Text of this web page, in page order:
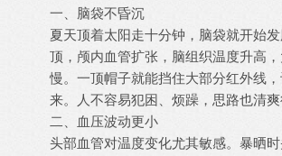
一、脑袋不昏沉
夏天顶着太阳走十分钟，脑袋就开始
顶，颅内血管扩张，脑组织温度升高
慢。一顶帽子就能挡住大部分红外线
来。人不容易犯困、烦躁，思路也清爽
二、血压波动更小
头部血管对温度变化尤其敏感。暴晒